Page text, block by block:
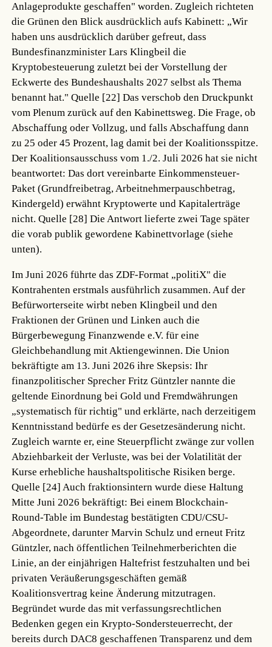
Anlageprodukte geschaffen" worden. Zugleich richteten
die Grünen den Blick ausdrücklich aufs Kabinett: „Wir
haben uns ausdrücklich darüber gefreut, dass
Bundesfinanzminister Lars Klingbeil die
Kryptobesteuerung zuletzt bei der Vorstellung der
Eckwerte des Bundeshaushalts 2027 selbst als Thema
benannt hat."Quelle [22] Das verschob den Druckpunkt
vom Plenum zurück auf den Kabinettsweg. Die Frage, ob
Abschaffung oder Vollzug, und falls Abschaffung dann
zu 25 oder 45 Prozent, lag damit bei der Koalitionsspitze.
Der Koalitionsausschuss vom 1./2. Juli 2026 hat sie nicht
beantwortet: Das dort vereinbarte Einkommensteuer-
Paket (Grundfreibetrag, Arbeitnehmerpauschbetrag,
Kindergeld) erwähnt Kryptowerte und Kapitalerträge
nicht.Quelle [28] Die Antwort lieferte zwei Tage später
die vorab publik gewordene Kabinettvorlage (siehe
unten).
Im Juni 2026 führte das ZDF-Format „politiX" die
Kontrahenten erstmals ausführlich zusammen. Auf der
Befürworterseite wirbt neben Klingbeil und den
Fraktionen der Grünen und Linken auch die
Bürgerbewegung Finanzwende e.V. für eine
Gleichbehandlung mit Aktiengewinnen. Die Union
bekräftigte am 13. Juni 2026 ihre Skepsis: Ihr
finanzpolitischer Sprecher Fritz Güntzler nannte die
geltende Einordnung bei Gold und Fremdwährungen
„systematisch für richtig" und erklärte, nach derzeitigem
Kenntnisstand bedürfe es der Gesetzesänderung nicht.
Zugleich warnte er, eine Steuerpflicht zwänge zur vollen
Abziehbarkeit der Verluste, was bei der Volatilität der
Kurse erhebliche haushaltspolitische Risiken berge.
Quelle [24] Auch fraktionsintern wurde diese Haltung
Mitte Juni 2026 bekräftigt: Bei einem Blockchain-
Round-Table im Bundestag bestätigten CDU/CSU-
Abgeordnete, darunter Marvin Schulz und erneut Fritz
Güntzler, nach öffentlichen Teilnehmerberichten die
Linie, an der einjährigen Haltefrist festzuhalten und bei
privaten Veräußerungsgeschäften gemäß
Koalitionsvertrag keine Änderung mitzutragen.
Begründet wurde das mit verfassungsrechtlichen
Bedenken gegen ein Krypto-Sondersteuerrecht, der
bereits durch DAC8 geschaffenen Transparenz und dem